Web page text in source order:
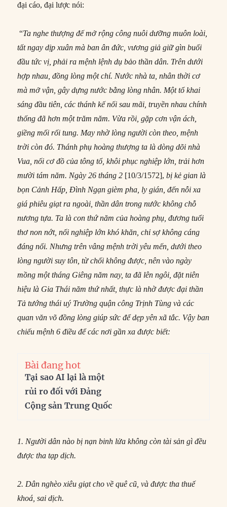
đại cáo, đại lược nói:
“Ta nghe thượng đế mở rộng công nuôi dưỡng muôn loài,
tất ngay dịp xuân mà ban ân đức, vương giả giữ gìn buổi
đầu tức vị, phải ra mệnh lệnh dụ bảo thần dân. Trên dưới
hợp nhau, đồng lòng một chí. Nước nhà ta, nhân thời cơ
mà mở vận, gây dựng nước bằng lòng nhân. Một tổ khai
sáng đầu tiên, các thánh kế nối sau mãi, truyền nhau chính
thống đã hơn một trăm năm. Vừa rồi, gặp cơn vận ách,
giềng mối rối tung. May nhờ lòng người còn theo, mệnh
trời còn đó. Thánh phụ hoàng thượng ta là dòng dõi nhà
Vua, nối cơ đồ của tông tổ, khôi phục nghiệp lớn, trải hơn
mười tám năm. Ngày 26 tháng 2 [10/3/1572], bị kẻ gian là
bọn Cảnh Hấp, Đình Ngạn gièm pha, ly gián, đến nỗi xa
giá phiêu giạt ra ngoài, thần dân trong nước không chỗ
nương tựa. Ta là con thứ năm của hoàng phụ, đương tuổi
thơ non nớt, nối nghiệp lớn khó khăn, chỉ sợ không cáng
đáng nổi. Nhưng trên vâng mệnh trời yêu mến, dưới theo
lòng người suy tôn, từ chối không được, nên vào ngày
mồng một tháng Giêng năm nay, ta đã lên ngôi, đặt niên
hiệu là Gia Thái năm thứ nhất, thực là nhờ được đại thần
Tả tướng thái uý Trường quận công Trịnh Tùng và các
quan văn võ đồng lòng giúp sức để dẹp yên xã tắc. Vậy ban
chiếu mệnh 6 điều để các nơi gần xa được biết:
Bài đang hot
Tại sao AI lại là một
rủi ro đối với Đảng
Cộng sản Trung Quốc
1. Người dân nào bị nạn binh lửa không còn tài sản gì đều
được tha tạp dịch.
2. Dân nghèo xiêu giạt cho về quê cũ, và được tha thuế
khoá, sai dịch.